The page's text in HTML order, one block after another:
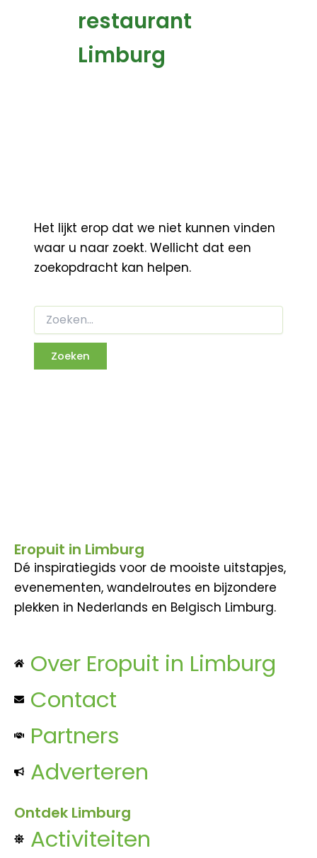
restaurant
Limburg
Het lijkt erop dat we niet kunnen vinden
waar u naar zoekt. Wellicht dat een
zoekopdracht kan helpen.
Eropuit in Limburg
Dé inspiratiegids voor de mooiste uitstapjes,
evenementen, wandelroutes en bijzondere
plekken in Nederlands en Belgisch Limburg.
Over Eropuit in Limburg
Contact
Partners
Adverteren
Ontdek Limburg
Activiteiten